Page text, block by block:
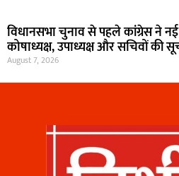
विधानसभा चुनाव से पहले कांग्रेस ने
कोषाध्यक्ष, उपाध्यक्ष और सचिवों की
August 7, 2026